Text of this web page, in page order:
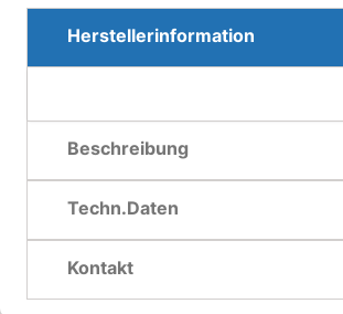
Herstellerinformation
Beschreibung
Techn.Daten
Kontakt